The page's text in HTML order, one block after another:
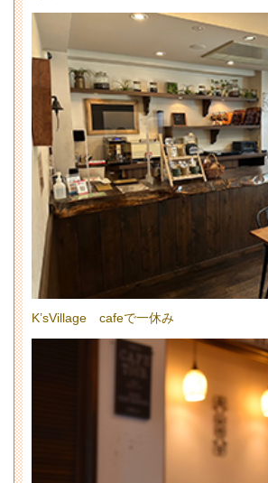
K’sVillage cafeで一休み